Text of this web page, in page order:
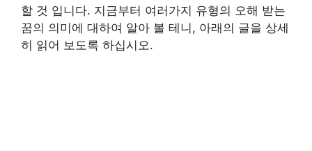
할 것 입니다. 지금부터 여러가지 유형의 오해 받는
꿈의 의미에 대하여 알아 볼 테니, 아래의 글을 상세
히 읽어 보도록 하십시오.